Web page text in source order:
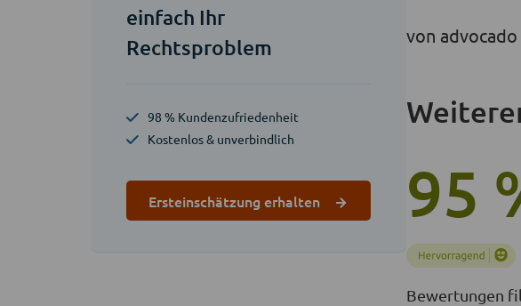
einfach Ihr
Rechtsproblem
98 % Kundenzufriedenheit
Kostenlos & unverbindlich
Ersteinschätzung erhalten
von
95
Bewertungen